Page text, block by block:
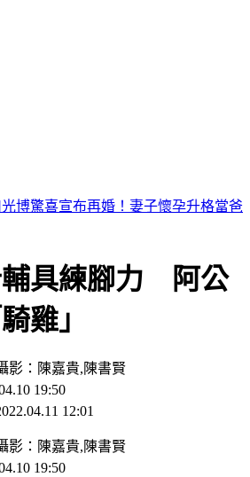
王功漁火節 喪家急喊「莫恐慌」曝送
輔具練腳力 阿公
雞」
影：陳嘉貴,陳書賢
19:50
影：陳嘉貴,陳書賢